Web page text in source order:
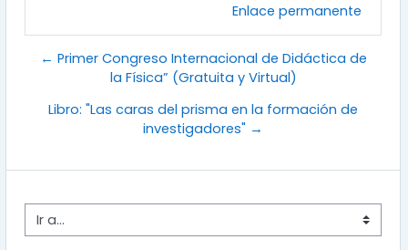
Enlace permanente
← Primer Congreso Internacional de Didáctica de
la Física” (Gratuita y Virtual)
Libro: "Las caras del prisma en la formación de
investigadores" →
Ir a...